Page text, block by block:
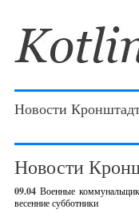
Новости
Новости
09.04 Военные
весенние субботники